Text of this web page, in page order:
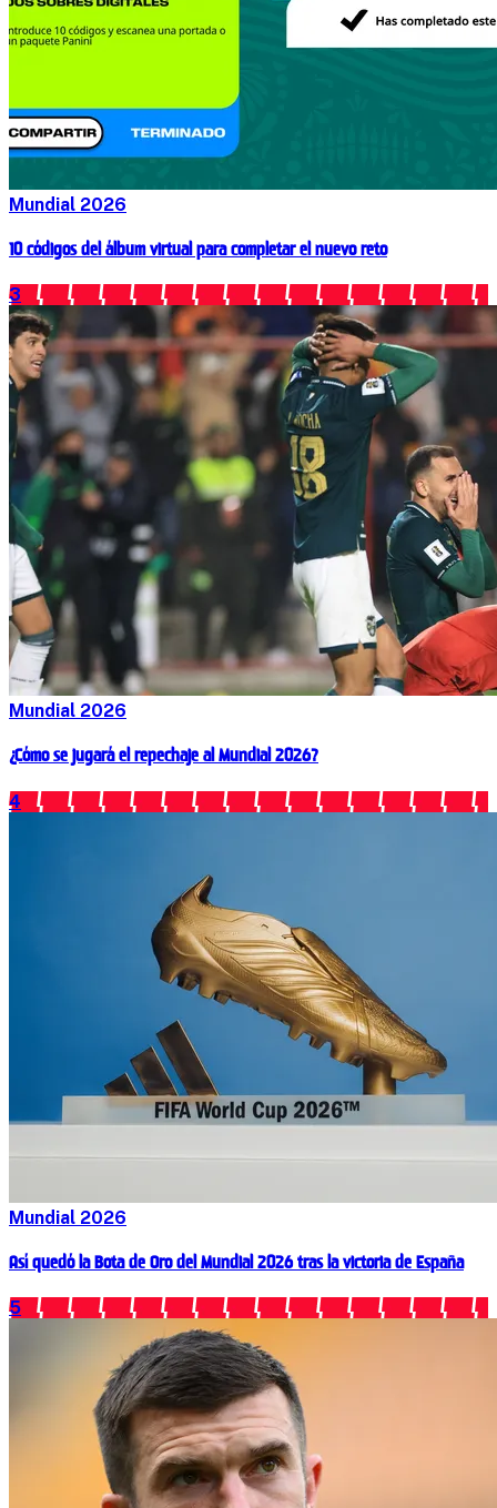
Mundial 2026
10 códigos del álbum virtual para completar el nuevo reto
3
Mundial 2026
¿Cómo se jugará el repechaje al Mundial 2026?
4
Mundial 2026
Así quedó la Bota de Oro del Mundial 2026 tras la victoria de España
5